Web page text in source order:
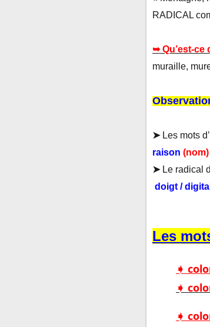
RADICAL
➥ Qu’est-ce
muraille,
➤ Les mots
raison (nom)
➤ Le radical
doigt /
Les
➧
➧
➧